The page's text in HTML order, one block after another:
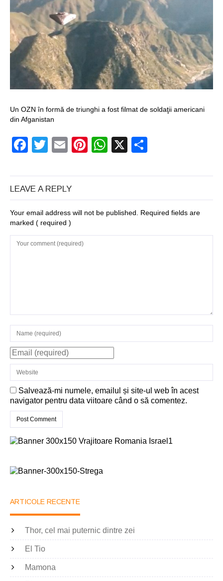
un craniu de
dinozaur Mongoliei
Mulţi soldaţi
canadieni sunt
stresaţi psihologic
Timna Park şi
Solomon
cerul Spaniei
Un OZN în formă de triunghi a fost filmat de soldaţii americani
din Afganistan
Facebook
Twitter
EmailPinterest
WhatsApp
X
LEAVE A REPLY
Your email address will not be published. Required fields are
marked ( required )
Salvează-mi numele, emailul și site-ul web în acest
navigator pentru data viitoare când o să comentez.
ARTICOLE RECENTE
Thor, cel mai puternic dintre zei
El Tio
Mamona